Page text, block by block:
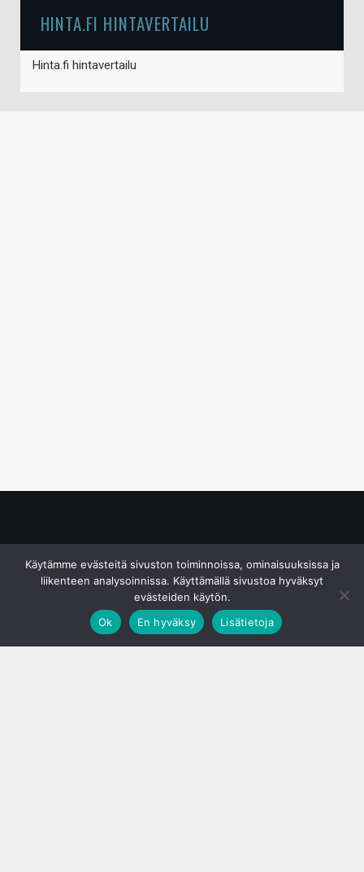
HINTA.FI HINTAVERTAILU
Hinta.fi hintavertailu
Käytämme evästeitä sivuston toiminnoissa, ominaisuuksissa ja
liikenteen analysoinnissa. Käyttämällä sivustoa hyväksyt
evästeiden käytön.
Ok
En hyväksy Lisätietoja